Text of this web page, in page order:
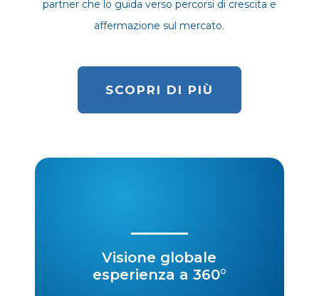
partner che lo guida verso percorsi di crescita e
affermazione sul mercato.
SCOPRI DI PIÙ
Visione globale
esperienza a 360°